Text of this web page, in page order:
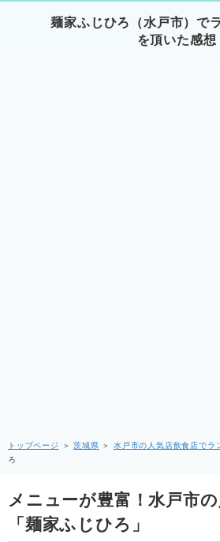
麺家ふじひろ（水戸市）で
を頂いた感想
トップページ ＞茨城県 ＞水戸市の人気店飲食店でラ
ろ
メニューが豊富！水戸市
「麺家ふじひろ」